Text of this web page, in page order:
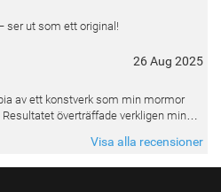
ser ut som ett original!
26 Aug 2025
av ett konstverk som min mormor
överträffade verkligen mina
Visa alla recensioner